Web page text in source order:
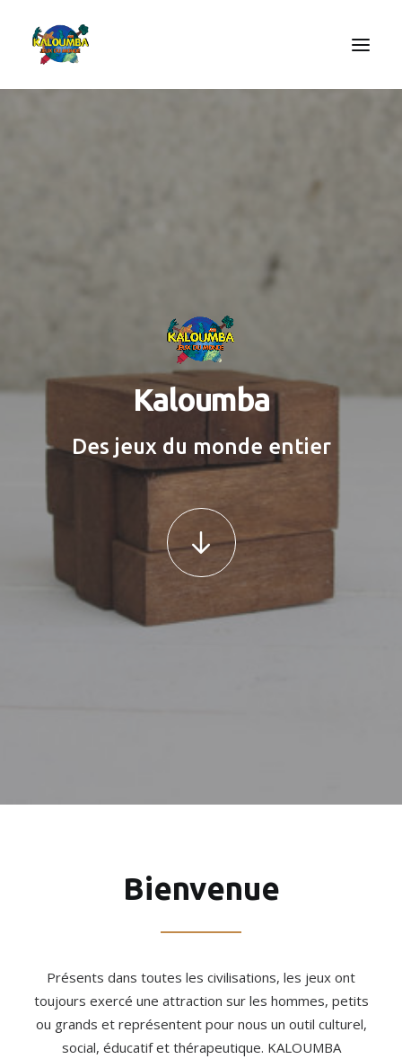
RECHERCHE Kaloumba
Des jeux du monde entier
Bienvenue
Présents dans toutes les civilisations, les jeux ont
toujours exercé une attraction sur les hommes, petits
ou grands et représentent pour nous un outil culturel,
social, éducatif et thérapeutique. KALOUMBA